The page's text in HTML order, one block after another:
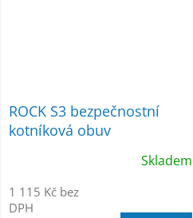
ROCK S3 bezpečnostní
kotníková obuv
Skladem
1 115 Kč bez
DPH